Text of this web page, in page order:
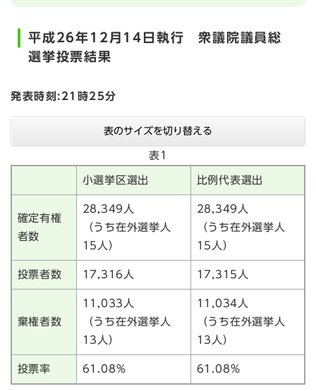
平成26年12月14日執行 衆議院議員総
選挙投票結果
発表時刻:21時25分
表のサイズを切り替える
表1
小選挙区選出 比例代表選出
確定有権
者数
28,349人
（うち在外選挙人
15人）
28,349人
（うち在外選挙人
15人）
投票者数 17,316人 17,315人
棄権者数
11,033人
（うち在外選挙人
13人）
11,034人
（うち在外選挙人
13人）
投票率 61.08％ 61.08％